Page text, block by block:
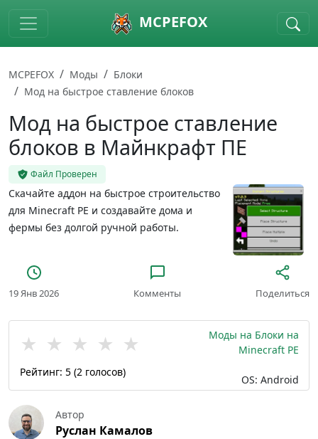
Skip to main content MCPEFOX
MCPEFOX Моды
Блоки
Мод на быстрое ставление блоков
Мод на быстрое ставление
блоков в Майнкрафт ПЕ
Файл Проверен
Скачайте аддон на быстрое строительство
для Minecraft PE и создавайте дома и
фермы без долгой ручной работы.
19 Янв 2026 Комменты Поделиться
★ ★ ★ ★ ★
Рейтинг: 5 (2 голосов)
Моды на Блоки на
Minecraft PE
OS: Android
Автор
Руслан Камалов